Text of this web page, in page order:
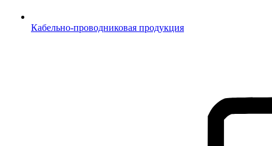
Кабельно-проводниковая продукция